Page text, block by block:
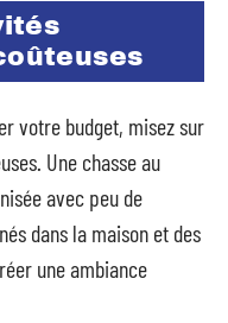
votre budget, misez sur
Une chasse au
avec peu de
dans la maison et des
une ambiance